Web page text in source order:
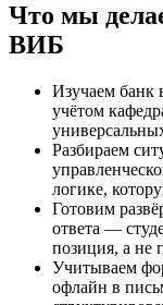
Что мы
ВИБ
Изучаем банк
учётом
Разбираем
логике,
Готовим
ответа —
позиция, а не
Учитываем
офлайн в